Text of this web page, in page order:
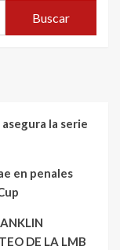
Buscar
la serie
en penales
DE LA LMB